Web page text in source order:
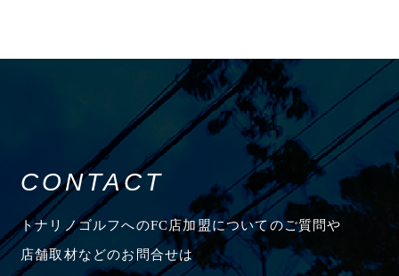
CONTACT
トナリノゴルフへのFC店加盟についてのご質問や
店舗取材などのお問合せは